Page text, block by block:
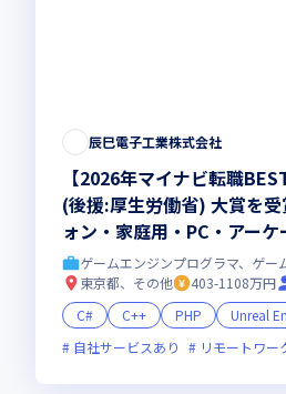
辰巳電子工業株式会社
【2026年マイナビ転職
(後援:厚生労働省) 大賞を
ォン・家庭用・PC・アー
幅広いゲーム案件をお任せ
活かせる／エンジニアとし
働きませんか
ゲームエンジンプログラマ、ゲー
東京都、その他
403-1108万円
C#
C++ PHP Unreal
自社サービスあり
リモートワー